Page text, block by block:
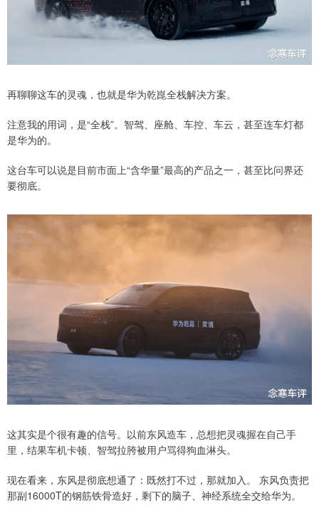
再聊聊这车的灵魂，也就是华为乾崑全栈解决方案。
注意我的用词，是“全栈”。智驾、座舱、车控、车云，甚至连车灯都
是华为的。
这台车可以说是目前市面上“含华量”最高的产品之一，甚至比问界还
要彻底。
这其实是个很有趣的信号。以前东风造车，总想把灵魂握在自己手
里，结果车机卡顿、智驾拉胯被用户骂得狗血淋头。
现在看来，东风是彻底想通了：既然打不过，那就加入。 东风负责把
那副16000T的钢筋铁骨造好，剩下的脑子、神经系统全交给华为。